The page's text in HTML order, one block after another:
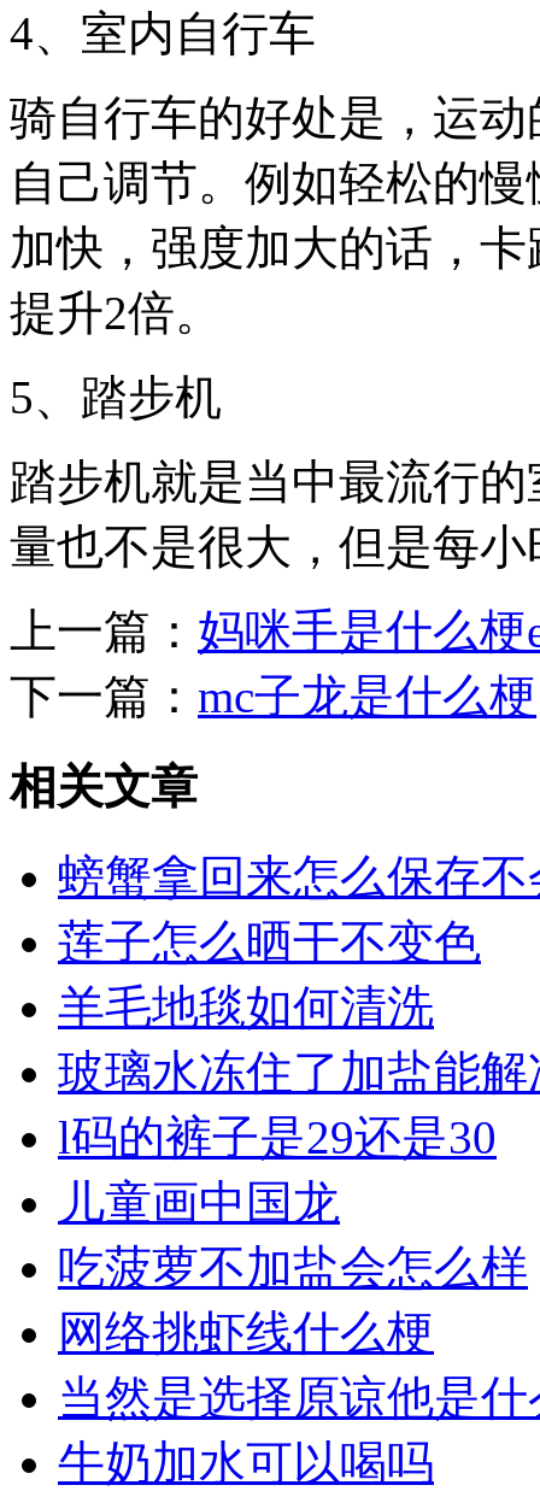
4、室内自行车
骑自行车的好处是，运
自己调节。例如轻松的
加快，强度加大的话，
提升2倍。
5、踏步机
踏步机就是当中最流行
量也不是很大，但是每
上一篇： 妈咪手是什么梗
下一篇： mc子龙是什么梗
相关文章
螃蟹拿回来怎么保存不
莲子怎么晒干不变色
羊毛地毯如何清洗
玻璃水冻住了加盐能解
l码的裤子是29还是30
儿童画中国龙
吃菠萝不加盐会怎么样
网络挑虾线什么梗
当然是选择原谅他是
牛奶加水可以喝吗